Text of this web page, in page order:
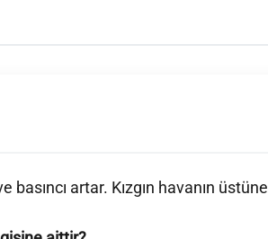
basıncı artar. Kızgın havanın üstüne